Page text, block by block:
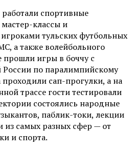
спортивные
классы и
тульских футбольных
а также волейбольного
прошли игры в боччу с
по паралимпийскому
сап-прогулки, а на
трассе гости тестировали
состоялись народные
паблик-токи, лекции
из самых разных сфер — от
и спорта.